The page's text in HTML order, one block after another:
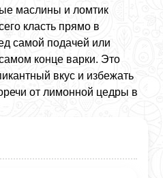
маслины и ломтик
класть прямо в
самой подачей или
конце варки. Это
вкус и избежать
от лимонной цедры в